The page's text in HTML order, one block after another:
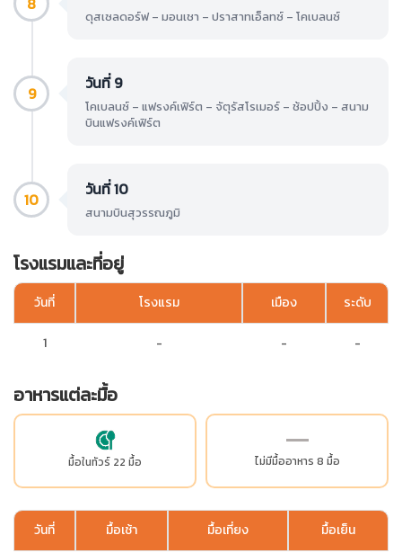
ดุสเซลดอร์ฟ – มอนเชา – ปราสาทเอ็ลทซ์ – โคเบลนซ์
9 วันที่ 9
โคเบลนซ์ – แฟรงค์เฟิร์ต – จัตุรัสโรเมอร์ – ช้อปปิ้ง – สนาม
บินแฟรงค์เฟิร์ต
10 วันที่ 10
สนามบินสุวรรณภูมิ
โรงแรมและที่อยู่
วันที่ โรงแรม เมือง ระดับ
1 - - -
อาหารแต่ละมื้อ
มื้อในทัวร์ 22 มื้อ ไม่มีมื้ออาหาร 8 มื้อ
วันที่ มื้อเช้า มื้อเที่ยง มื้อเย็น